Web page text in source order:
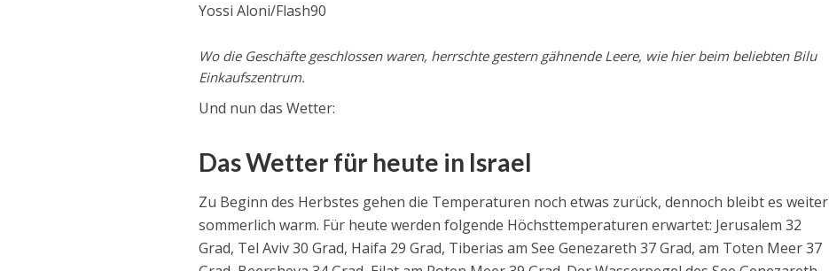
Yossi Aloni/Flash90
Wo die Geschäfte geschlossen waren, herrschte gestern gähnende Leere, wie hier beim beliebten Bilu
Einkaufszentrum.
Und nun das Wetter:
Das Wetter für heute in Israel
Zu Beginn des Herbstes gehen die Temperaturen noch etwas zurück, dennoch bleibt es weiter
sommerlich warm. Für heute werden folgende Höchsttemperaturen erwartet: Jerusalem 32
Grad, Tel Aviv 30 Grad, Haifa 29 Grad, Tiberias am See Genezareth 37 Grad, am Toten Meer 37